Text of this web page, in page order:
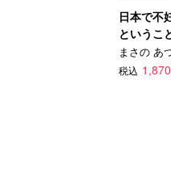
日本で不
というこ
まさの あ
税込